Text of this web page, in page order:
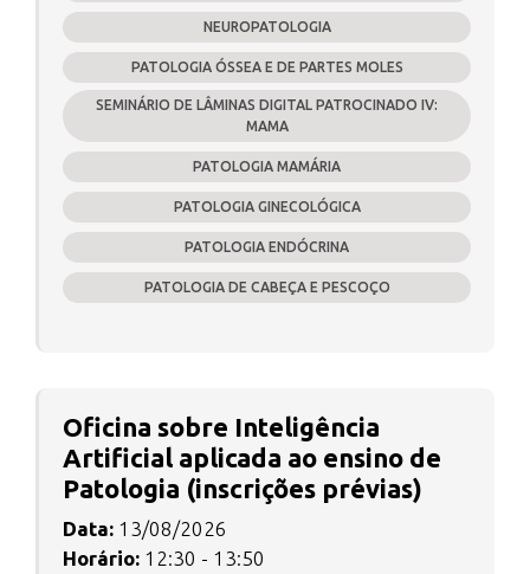
NEUROPATOLOGIA
PATOLOGIA ÓSSEA E DE PARTES MOLES
SEMINÁRIO DE LÂMINAS DIGITAL PATROCINADO IV:
MAMA
PATOLOGIA MAMÁRIA
PATOLOGIA GINECOLÓGICA
PATOLOGIA ENDÓCRINA
PATOLOGIA DE CABEÇA E PESCOÇO
Oficina sobre Inteligência
Artificial aplicada ao ensino de
Patologia (inscrições prévias)
Data: 13/08/2026
Horário: 12:30 - 13:50